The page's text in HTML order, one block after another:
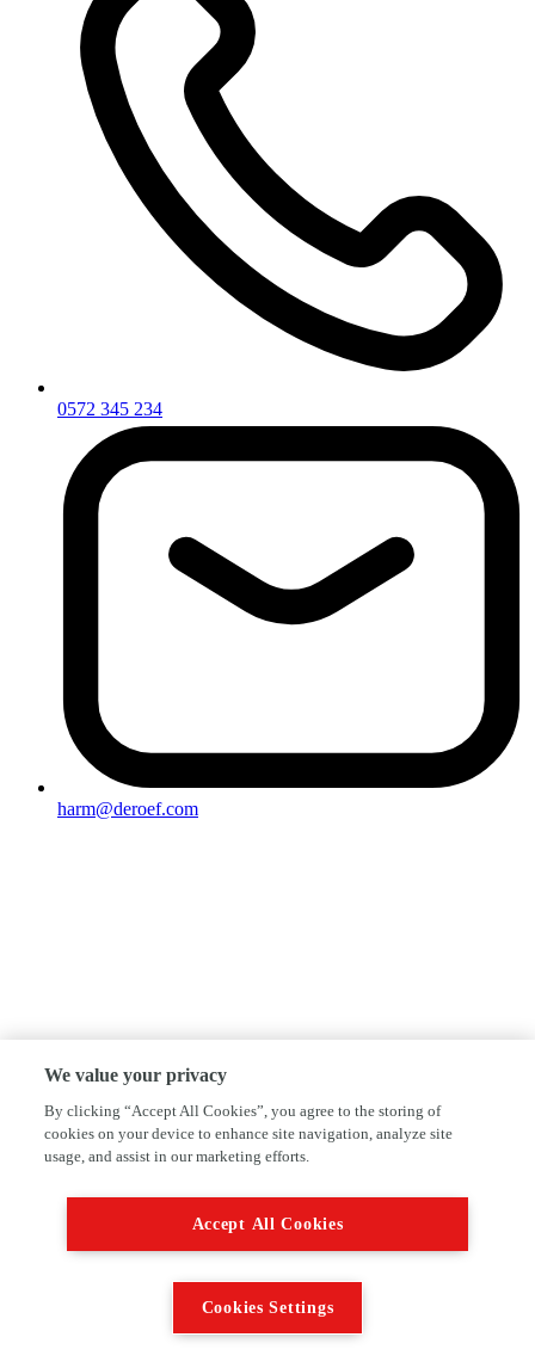
0572 345 234
harm@deroef.com
Schroef jij je carrière op bij AutoFirst De
Solliciteer dan direct via een van de opties
hiernaast. We kijken uit naar je sollicitatie!
We value your privacy
By clicking “Accept All Cookies”, you agree to the storing of
cookies on your device to enhance site navigation, analyze site
usage, and assist in our marketing efforts.
Accept All Cookies
Cookies Settings